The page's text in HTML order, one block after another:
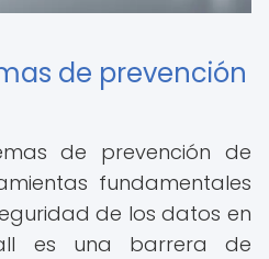
de prevención
de prevención de
fundamentales
de los datos en
es una barrera de